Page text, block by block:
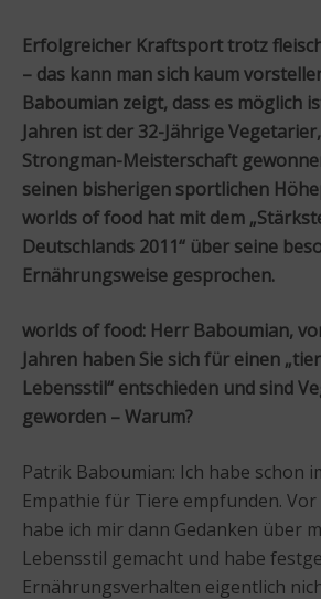
Erfolgreicher Kraftsport trotz
– das kann man sich kaum
Baboumian zeigt, dass es möglich
Jahren ist der 32-Jährige
Strongman-Meisterschaft
seinen bisherigen sportlichen
worlds of food hat mit dem
Deutschlands 2011“ über seine
Ernährungsweise gesprochen.
worlds of food: Herr Baboumian,
Jahren haben Sie sich für einen
Lebensstil“ entschieden und sind
geworden – Warum?
Patrik Baboumian: Ich habe schon
Empathie für Tiere empfunden. Vor
habe ich mir dann Gedanken über
Lebensstil gemacht und habe
Ernährungsverhalten eigentlich